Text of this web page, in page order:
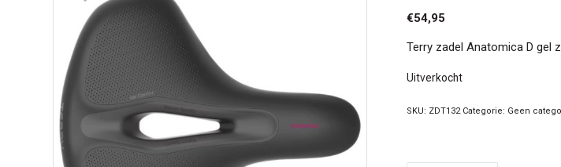
€54,95
Terry zadel Anatomica D gel
Uitverkocht
SKU: ZDT132 Categorie: Geen